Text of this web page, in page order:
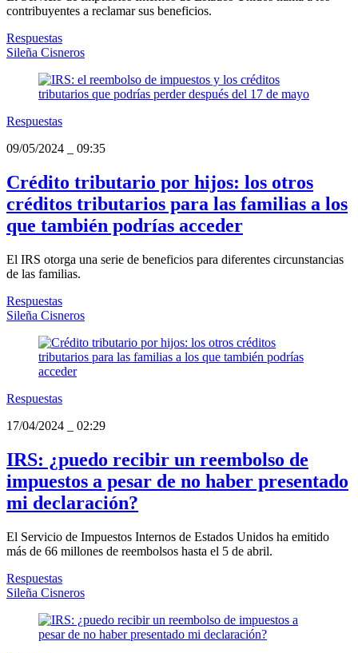
contribuyentes a reclamar sus beneficios.
Respuestas
Sileña Cisneros
Respuestas
09/05/2024
09:35
Crédito tributario por hijos: los otros
créditos tributarios para las familias a los
que también podrías acceder
El IRS otorga una serie de beneficios para diferentes circunstancias
de las familias.
Respuestas
Sileña Cisneros
Respuestas
17/04/2024
02:29
IRS: ¿puedo recibir un reembolso de
impuestos a pesar de no haber presentado
mi declaración?
El Servicio de Impuestos Internos de Estados Unidos ha emitido
más de 66 millones de reembolsos hasta el 5 de abril.
Respuestas
Sileña Cisneros